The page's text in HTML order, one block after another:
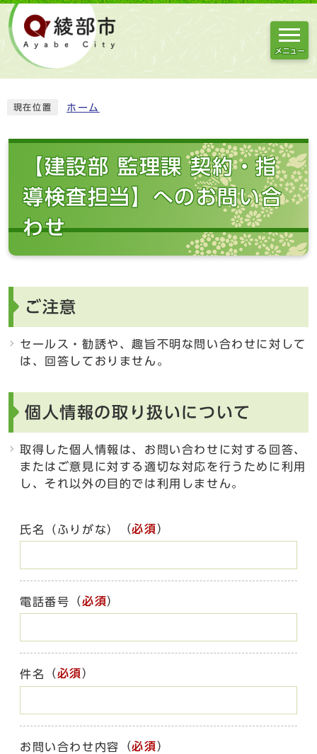
メニュー
現在位置 ホーム
【建設部 監理課 契約・指
導検査担当】へのお問い合
わせ
ご注意
セールス・勧誘や、趣旨不明な問い合わせに対して
は、回答しておりません。
個人情報の取り扱いについて
取得した個人情報は、お問い合わせに対する回答、
またはご意見に対する適切な対応を行うために利用
し、それ以外の目的では利用しません。
氏名（ふりがな） （必須）
電話番号 （必須）
件名 （必須）
お問い合わせ内容 （必須）